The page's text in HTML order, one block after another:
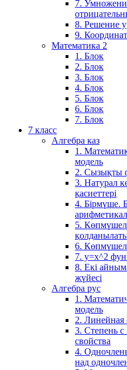
7.
8. Решение
9.
Математика 2
1. Блок
2. Блок
3. Блок
4. Блок
5. Блок
6. Блок
7. Блок
7 класс
Алгебра каз
1.
модель
2. Сызықты
3. Натурал
қасиеттері
4. Бірмүше.
5.
6.
7. у=х^2
8. Екі
жүйесі
Алгебра рус
1.
модель
2. Линейная
3. Степень с
свойства
4.
над